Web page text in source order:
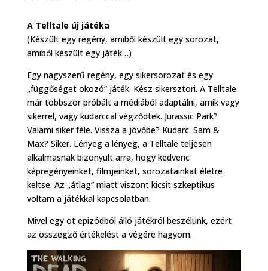
A Telltale új játéka
(Készült egy regény, amiből készült egy sorozat,
amiből készült egy játék…)
Egy nagyszerű regény, egy sikersorozat és egy
„függőséget okozó” játék. Kész sikersztori. A Telltale
már többször próbált a médiából adaptálni, amik vagy
sikerrel, vagy kudarccal végződtek. Jurassic Park?
Valami siker féle. Vissza a jövőbe? Kudarc. Sam &
Max? Siker. Lényeg a lényeg, a Telltale teljesen
alkalmasnak bizonyult arra, hogy kedvenc
képregényeinket, filmjeinket, sorozatainkat életre
keltse. Az „átlag” miatt viszont kicsit szkeptikus
voltam a játékkal kapcsolatban.
Mivel egy öt epizódból álló játékról beszélünk, ezért
az összegző értékelést a végére hagyom.